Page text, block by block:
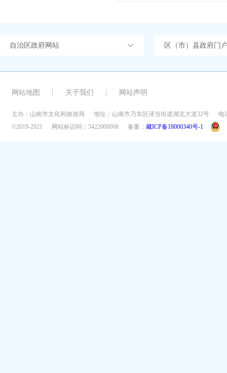
自治区政府网站 区（市）县政府门
网站地图 关于我们 网站声明
主办：山南市文化和旅游局 地址：山南市乃东区泽当街道湖北大道32号
电
©2019-2021
网站标识码：5422000008 备案： 藏ICP备18000340号-1